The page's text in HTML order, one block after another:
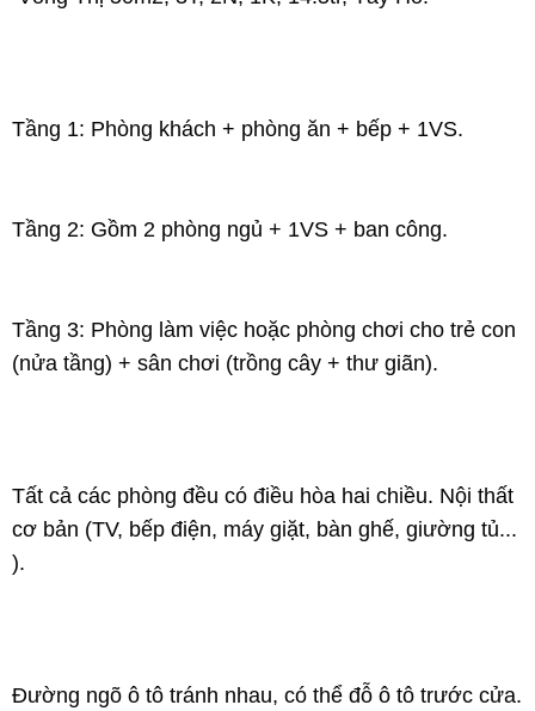
Tầng 1: Phòng khách + phòng ăn + bếp + 1VS.
Tầng 2: Gồm 2 phòng ngủ + 1VS + ban công.
Tầng 3: Phòng làm việc hoặc phòng chơi cho trẻ con
(nửa tầng) + sân chơi (trồng cây + thư giãn).
Tất cả các phòng đều có điều hòa hai chiều. Nội thất
cơ bản (TV, bếp điện, máy giặt, bàn ghế, giường tủ...
).
Đường ngõ ô tô tránh nhau, có thể đỗ ô tô trước cửa.